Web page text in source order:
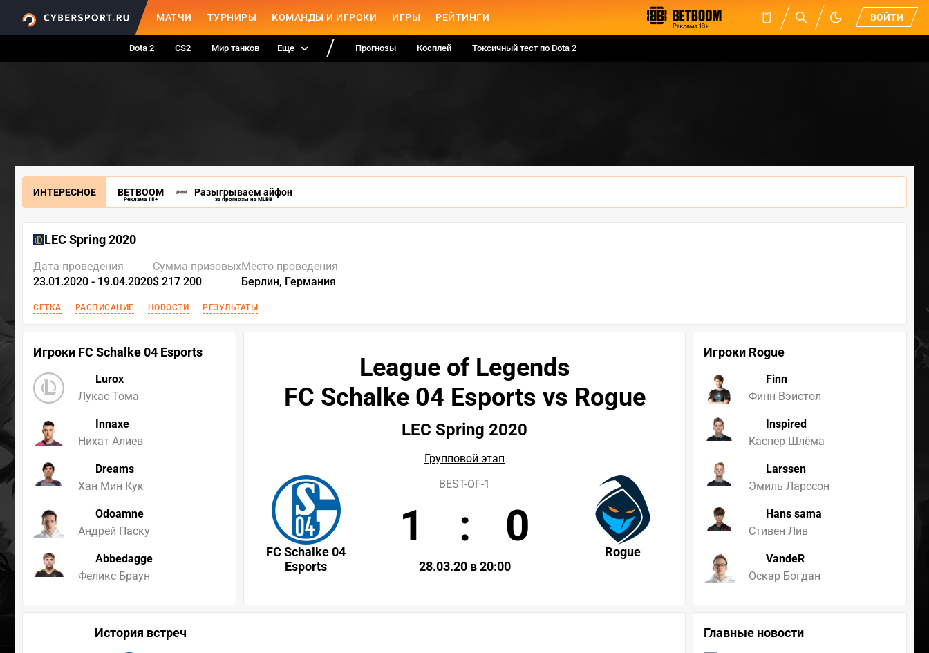
МАТЧИ ТУРНИРЫ КОМАНДЫ И ИГРОКИ ИГРЫ РЕЙТИНГИ ВОЙТИ
Dota 2 CS2 Мир танков Еще Прогнозы Косплей Токсичный тест по Dota 2
ИНТЕРЕСНОЕ BETBOOM
Реклама 18+
Разыгрываем айфон
за прогнозы на MLBB
LEC Spring 2020
Дата проведения
23.01.2020 - 19.04.2020
Сумма призовых
$ 217 200
Место проведения
Берлин, Германия
СЕТКА РАСПИСАНИЕ НОВОСТИ РЕЗУЛЬТАТЫ
Игроки FC Schalke 04 Esports
Lurox
Лукас Тома
Innaxe
Нихат Алиев
Dreams
Хан Мин Кук
Odoamne
Андрей Паску
Abbedagge
Феликс Браун
Игроки Rogue
Finn
Финн Вэистол
Inspired
Каспер Шлёма
Larssen
Эмиль Ларссон
Hans sama
Стивен Лив
VandeR
Оскар Богдан
League of Legends
FC Schalke 04 Esports vs Rogue
LEC Spring 2020
Групповой этап
FC Schalke 04
Esports
Rogue
BEST-OF-1
1 : 0
28.03.20 в 20:00
История встреч Главные новости